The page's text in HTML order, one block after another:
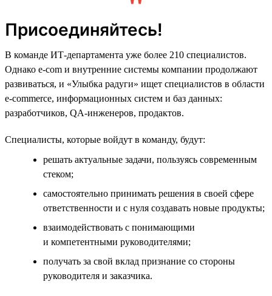
Присоединяйтесь!
В команде ИТ-департамента уже более 210 специалистов.
Однако e-com и внутренние системы компании продолжают
развиваться, и «Улыбка радуги» ищет специалистов в области
e-commerce, информационных систем и баз данных:
разработчиков, QA-инженеров, продактов.
Специалисты, которые войдут в команду, будут:
решать актуальные задачи, пользуясь современным
стеком;
самостоятельно принимать решения в своей сфере
ответственности и с нуля создавать новые продукты;
взаимодействовать с понимающими
и компетентными руководителями;
получать за свой вклад признание со стороны
руководителя и заказчика.